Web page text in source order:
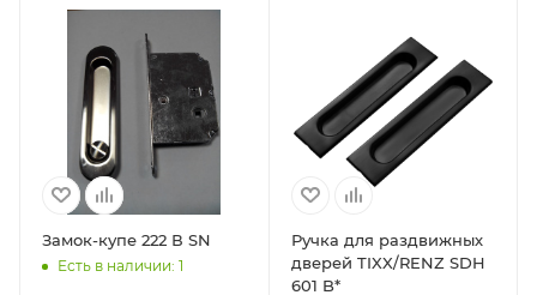
Замок-купе 222 В SN
Есть в наличии: 1
Ручка для раздвижных
дверей TIXX/RENZ SDH
601 B*